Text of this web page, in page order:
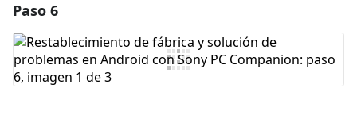
Agregar Comentario
Paso 6